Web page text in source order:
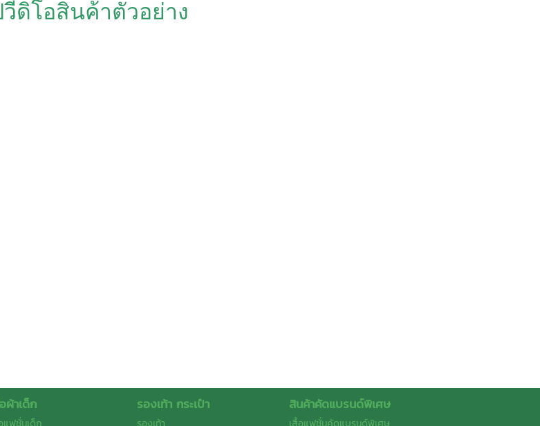
ดิโอสินค้าตัวอย่าง
ผ้าเด็ก รองเท้า กระเป๋า สินค้าคัดแบรนด์พิเศษ